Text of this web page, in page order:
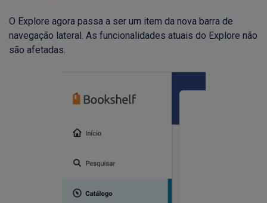
O Explore agora passa a ser um item da nova barra de
navegação lateral. As funcionalidades atuais do Explore não
são afetadas.